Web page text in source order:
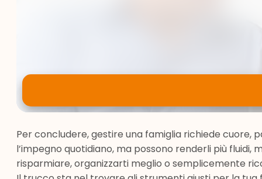
Per concludere, gestire una famiglia richiede cuore,
l’impegno quotidiano, ma possono renderli più
risparmiare, organizzarti meglio o semplicemente